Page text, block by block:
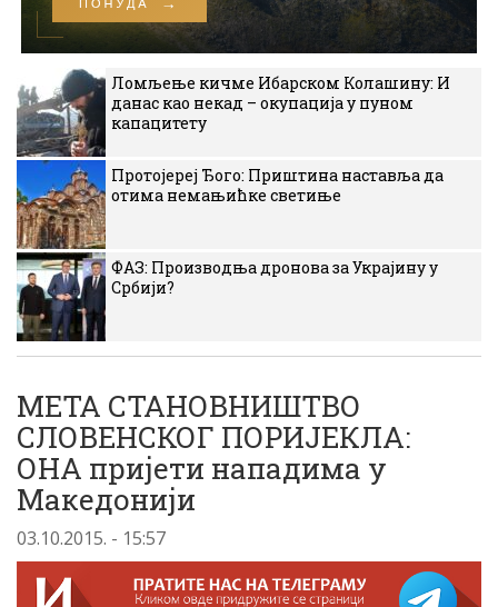
Ломљење кичме Ибарском Колашину: И
данас као некад – окупација у пуном
капацитету
Протојереј Ђого: Приштина наставља да
отима немањићке светиње
ФАЗ: Производња дронова за Украјину у
Србији?
МЕТА СТАНОВНИШТВО
СЛОВЕНСКОГ ПОРИЈЕКЛА:
ОНА пријети нападима у
Македонији
03.10.2015. - 15:57